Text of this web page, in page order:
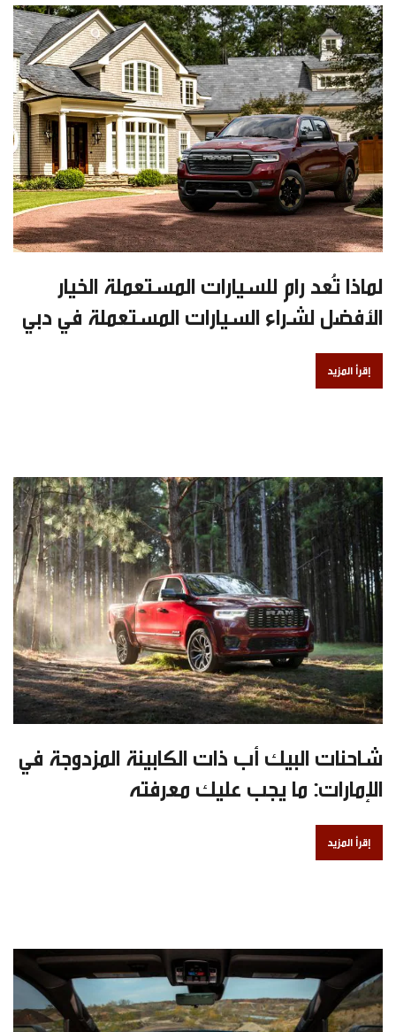
لماذا تُعد رام للسيارات المستعملة الخيار
الأفضل لشراء السيارات المستعملة في دبي
إقرأ المزيد
شاحنات البيك أب ذات الكابينة المزدوجة في
الإمارات: ما يجب عليك معرفته
إقرأ المزيد